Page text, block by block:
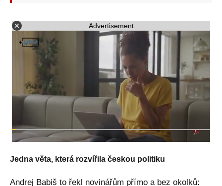
Advertisement
Jedna věta, která rozvířila českou politiku
Andrej Babiš to řekl novinářům přímo a bez okolků: